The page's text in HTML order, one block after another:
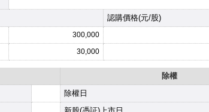
認購價格(元/股)
300,000
30,000
除權
除權日